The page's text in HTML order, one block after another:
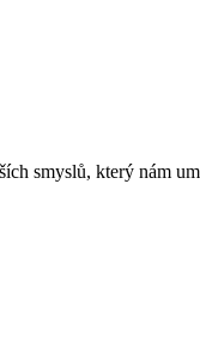
smyslů, který nám